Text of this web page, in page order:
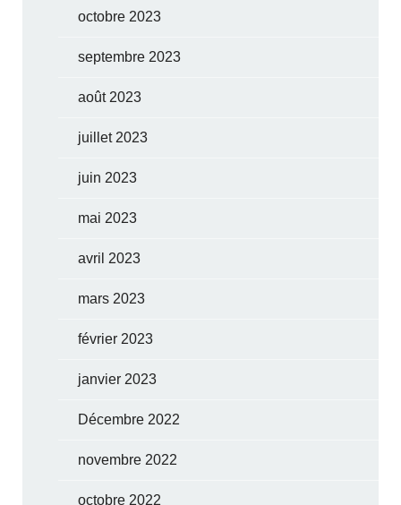
octobre 2023
septembre 2023
août 2023
juillet 2023
juin 2023
mai 2023
avril 2023
mars 2023
février 2023
janvier 2023
Décembre 2022
novembre 2022
octobre 2022